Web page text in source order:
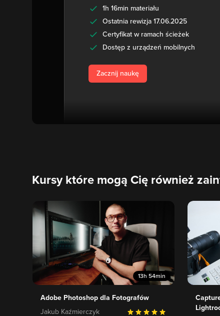
1h 16min materiału
Ostatnia rewizja 17.06.2025
Certyfikat w ramach ścieżek
Dostęp z urządzeń mobilnych
Zacznij naukę
Kursy które mogą Cię również
13h 54min
Adobe Photoshop dla Fotografów
Jakub Kaźmierczyk